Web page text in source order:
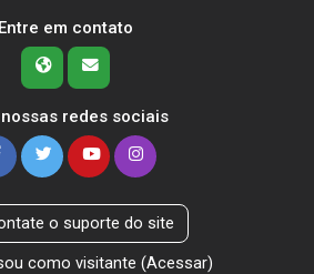
Entre em contato
redes sociais
o suporte do site
como visitante (Acessar)